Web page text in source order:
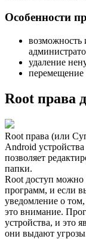
Особенности
возможность
удаление
перемещение
Root права
Root права (или
Android
позволяет
папки.
Root доступ
программ, и если
уведомление о
это внимание.
устройства, и это
они выдают